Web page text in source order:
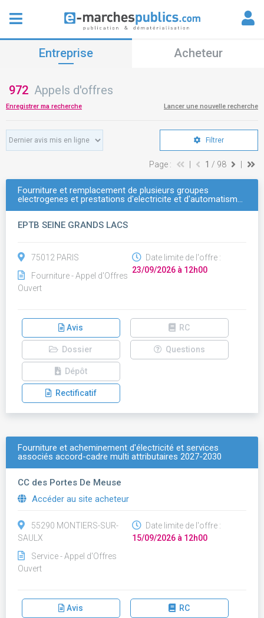
Entreprise Acheteur
972 Appels d'offres
Enregistrer ma recherche Lancer une nouvelle recherche
Filtrer
Page : 1 / 98
Fourniture et remplacement de plusieurs groupes
electrogenes et prestations d'electricite et d'automatism…
EPTB SEINE GRANDS LACS
75012 PARIS
Fourniture - Appel d'Offres
Ouvert
Date limite de l'offre :
23/09/2026 à 12h00
Avis RC
Dossier Questions
Dépôt
Rectificatif
Fourniture et acheminement d'électricité et services
associés accord-cadre multi attributaires 2027-2030
CC des Portes De Meuse
Accéder au site acheteur
55290 MONTIERS-SUR-
SAULX
Service - Appel d'Offres
Ouvert
Date limite de l'offre :
15/09/2026 à 12h00
Avis RC